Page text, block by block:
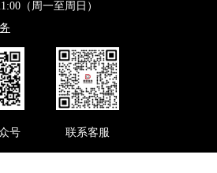
（周一至周日）
号 联系客服